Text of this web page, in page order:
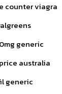
counter viagra
generic
australia
generic